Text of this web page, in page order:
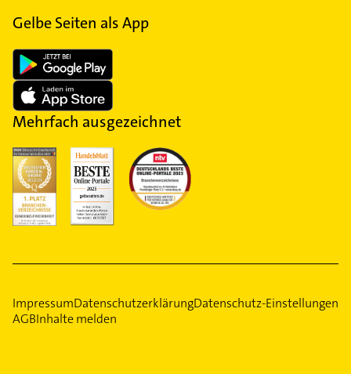
Gelbe Seiten als App
Mehrfach ausgezeichnet
ImpressumDatenschutzerklärungDatenschutz-Einstellungen
AGBInhalte melden